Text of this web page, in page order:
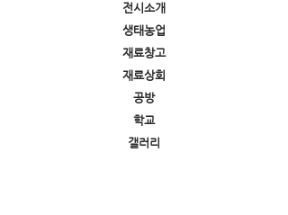
전시소개
생태농업
재료창고
재료상회
공방
학교
갤러리